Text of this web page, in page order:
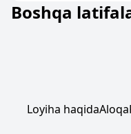
Boshqa
Loyiha haqidaAloqa